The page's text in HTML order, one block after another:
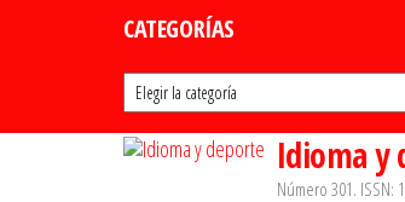
CATEGORÍAS
Categorías
Idioma y
Número 301. ISSN: